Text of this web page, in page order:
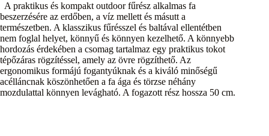
A praktikus és kompakt outdoor fűrész alkalmas fa
beszerzésére az erdőben, a víz mellett és másutt a
természetben. A klasszikus fűrésszel és baltával ellentétben
nem foglal helyet, könnyű és könnyen kezelhető. A könnyebb
hordozás érdekében a csomag tartalmaz egy praktikus tokot
tépőzáras rögzítéssel, amely az övre rögzíthető. Az
ergonomikus formájú fogantyúknak és a kiváló minőségű
acélláncnak köszönhetően a fa ága és törzse néhány
mozdulattal könnyen levágható. A fogazott rész hossza 50 cm.